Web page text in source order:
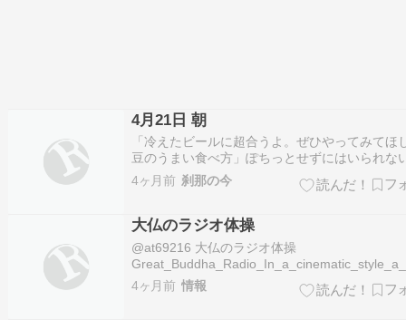
4月21日 朝
「冷えたビールに超合うよ。ぜひやってみてほ
豆のうまい食べ方」ぽちっとせずにはいられな
クロールしていくと、タカノフーズ公式の納豆
の焼き春巻きのレシピ。材料を見てげんなりし
け足すことでビールに超合うよを期待して…
4ヶ月前 刹那の今
大仏のラジオ体操
@at69216 大仏のラジオ体操
♬ アップロード楽曲 鳥越敦司
4ヶ月前 情報